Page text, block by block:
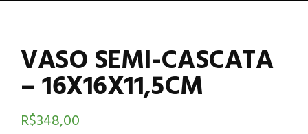
VASO SEMI-CASCATA
– 16X16X11,5CM
R$348,00